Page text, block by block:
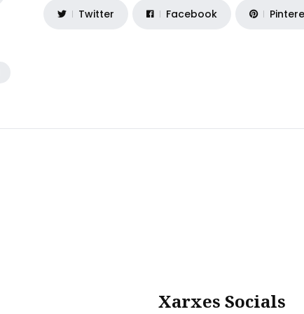
Twitter Facebook
Xarxes Socials